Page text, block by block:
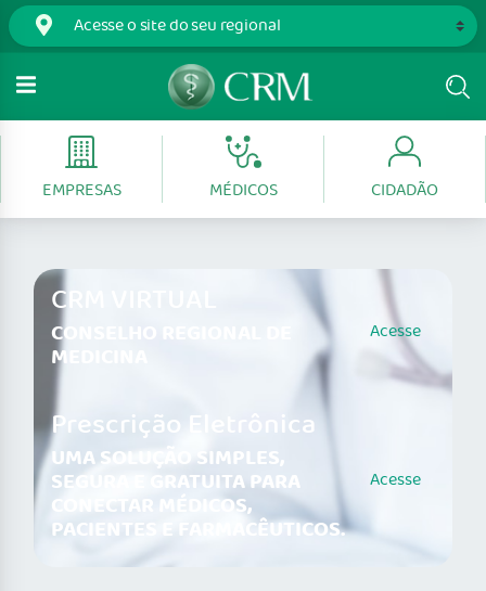
EMPRESAS MÉDICOS CIDADÃO
CRM VIRTUAL
CONSELHO REGIONAL DE
MEDICINA
Acesse
Prescrição Eletrônica
UMA SOLUÇÃO SIMPLES,
SEGURA E GRATUITA PARA
CONECTAR MÉDICOS,
PACIENTES E FARMACÊUTICOS.
Acesse